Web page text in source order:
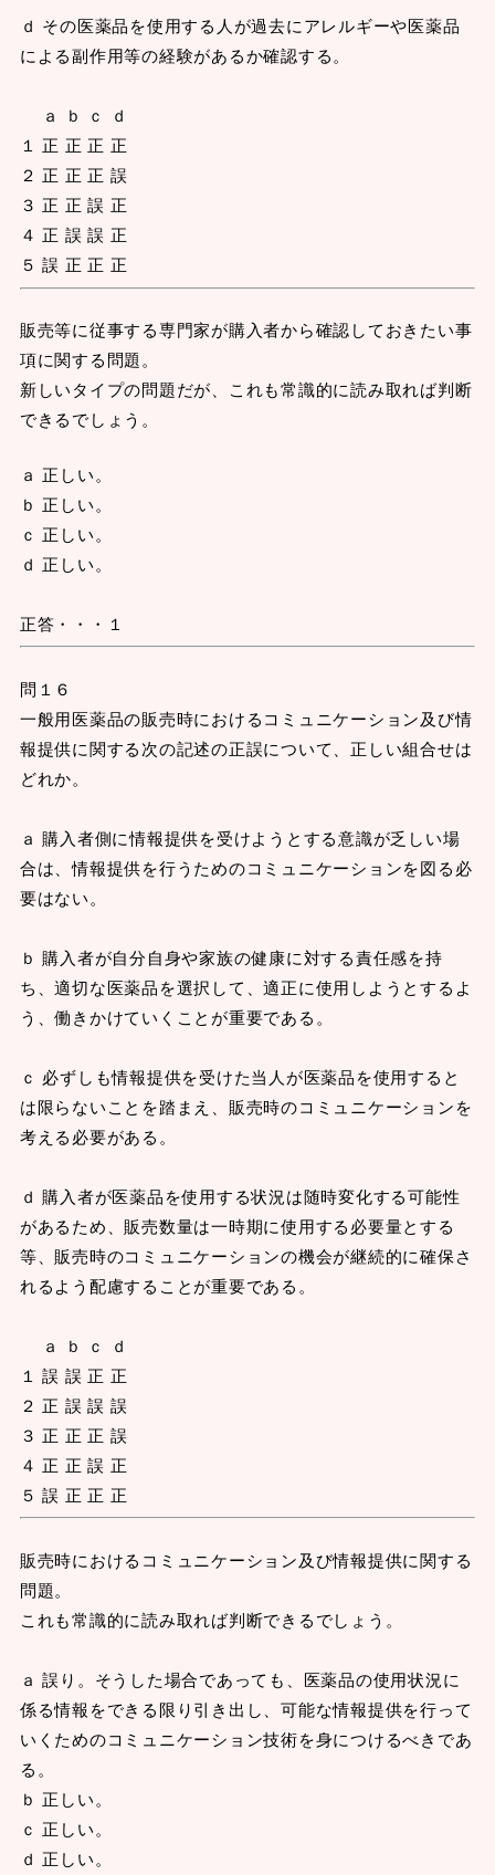
ｄ その医薬品を使用する人が過去にアレルギーや医薬品
による副作用等の経験があるか確認する。
ａ ｂ ｃ ｄ
１ 正 正 正 正
２ 正 正 正 誤
３ 正 正 誤 正
４ 正 誤 誤 正
５ 誤 正 正 正
販売等に従事する専門家が購入者から確認しておきたい事
項に関する問題。
新しいタイプの問題だが、これも常識的に読み取れば判断
できるでしょう。
ａ 正しい。
ｂ 正しい。
ｃ 正しい。
ｄ 正しい。
正答・・・１
問１６
一般用医薬品の販売時におけるコミュニケーション及び情
報提供に関する次の記述の正誤について、正しい組合せは
どれか。
ａ 購入者側に情報提供を受けようとする意識が乏しい場
合は、情報提供を行うためのコミュニケーションを図る必
要はない。
ｂ 購入者が自分自身や家族の健康に対する責任感を持
ち、適切な医薬品を選択して、適正に使用しようとするよ
う、働きかけていくことが重要である。
ｃ 必ずしも情報提供を受けた当人が医薬品を使用すると
は限らないことを踏まえ、販売時のコミュニケーションを
考える必要がある。
ｄ 購入者が医薬品を使用する状況は随時変化する可能性
があるため、販売数量は一時期に使用する必要量とする
等、販売時のコミュニケーションの機会が継続的に確保さ
れるよう配慮することが重要である。
ａ ｂ ｃ ｄ
１ 誤 誤 正 正
２ 正 誤 誤 誤
３ 正 正 正 誤
４ 正 正 誤 正
５ 誤 正 正 正
販売時におけるコミュニケーション及び情報提供に関する
問題。
これも常識的に読み取れば判断できるでしょう。
ａ 誤り。そうした場合であっても、医薬品の使用状況に
係る情報をできる限り引き出し、可能な情報提供を行って
いくためのコミュニケーション技術を身につけるべきであ
る。
ｂ 正しい。
ｃ 正しい。
ｄ 正しい。